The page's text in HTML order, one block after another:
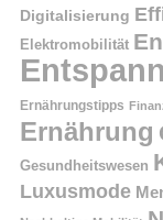
Digitalisierung
Elektromobilität
Ernährungstipps
Ernährung
Gesundheitswesen
Luxusmode